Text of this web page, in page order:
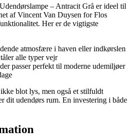
– Antracit Grå er ideel til
af Vincent Van Duysen for Flos
Her er de vigtigste
atmosfære i haven eller indkørslen
alle typer vejr
passer perfekt til moderne udemiljøer
blot lys, men også et stilfuldt
dit udendørs rum. En investering i både